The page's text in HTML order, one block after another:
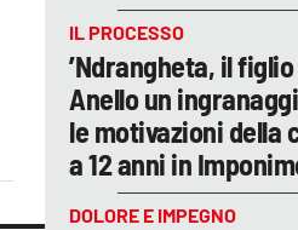
IL PROCESSO
’Ndrangheta, il
Anello un
le motivazioni della
a 12 anni in
DOLORE E IMPEGNO